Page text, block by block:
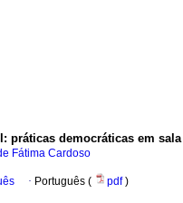
práticas democráticas em
Fátima Cardoso
· Português ( pdf)